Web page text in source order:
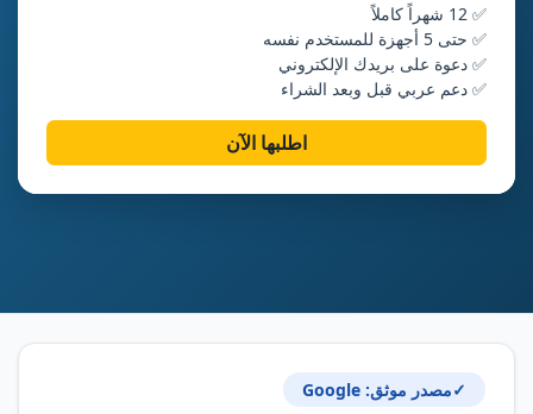
✅ 12 شهراً كاملاً
✅ حتى 5 أجهزة للمستخدم نفسه
✅ دعوة على بريدك الإلكتروني
✅ دعم عربي قبل وبعد الشراء
اطلبها الآن
✓مصدر موثق: Google